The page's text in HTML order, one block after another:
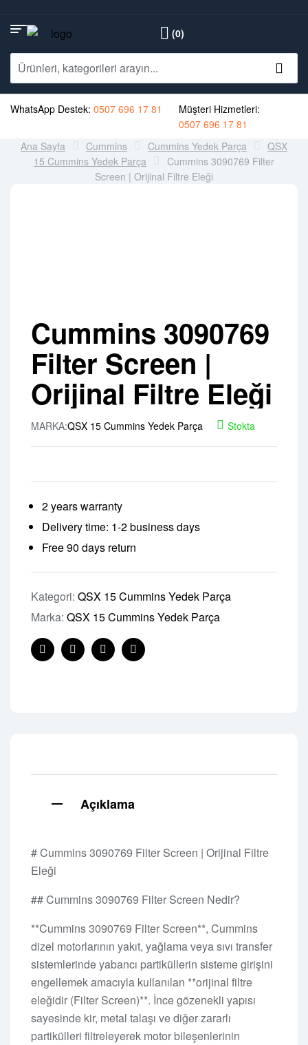
(0)
WhatsApp Destek: 0507 696 17 81
Müşteri Hizmetleri:
0507 696 17 81
Ana Sayfa
Cummins Cummins Yedek Parça
QSX
15 Cummins Yedek Parça
Cummins 3090769 Filter
Screen | Orijinal Filtre Eleği
Cummins 3090769
Filter Screen |
Orijinal Filtre Eleği
MARKA:QSX 15 Cummins Yedek Parça Stokta
2 years warranty
Delivery time: 1-2 business days
Free 90 days return
Kategori: QSX 15 Cummins Yedek Parça
Marka: QSX 15 Cummins Yedek Parça
FacebookTwitterLinkedinPinterest
Açıklama
# Cummins 3090769 Filter Screen | Orijinal Filtre
Eleği
## Cummins 3090769 Filter Screen Nedir?
**Cummins 3090769 Filter Screen**, Cummins
dizel motorlarının yakıt, yağlama veya sıvı transfer
sistemlerinde yabancı partiküllerin sisteme girişini
engellemek amacıyla kullanılan **orijinal filtre
eleğidir (Filter Screen)**. İnce gözenekli yapısı
sayesinde kir, metal talaşı ve diğer zararlı
partikülleri filtreleyerek motor bileşenlerinin